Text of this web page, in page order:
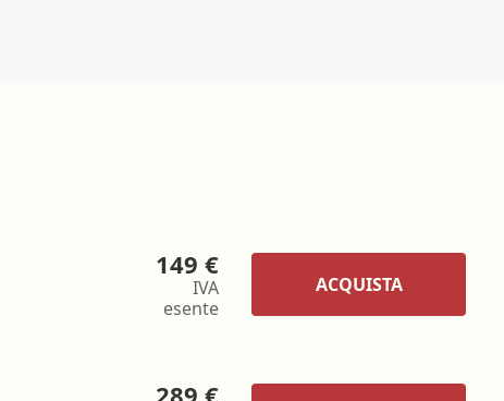
149 €
IVA
esente
ACQUISTA